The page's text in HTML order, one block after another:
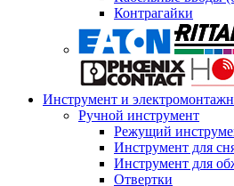
Контрагайки
Инструмент и
Ручной инструмент
Режущий
Инструмент для
Инструмент для
Отвертки